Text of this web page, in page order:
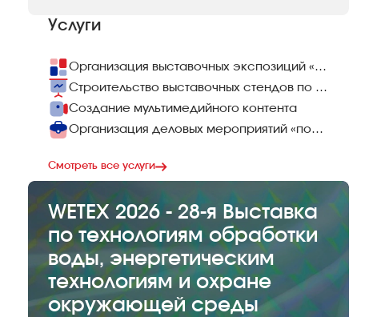
Услуги
Организация выставочных экспозиций «под ключ»
Строительство выставочных стендов по всему миру
Создание мультимедийного контента
Организация деловых мероприятий «под ключ»
Смотреть все услуги
WETEX 2026 - 28-я Выставка
по технологиям обработки
воды, энергетическим
технологиям и охране
окружающей среды